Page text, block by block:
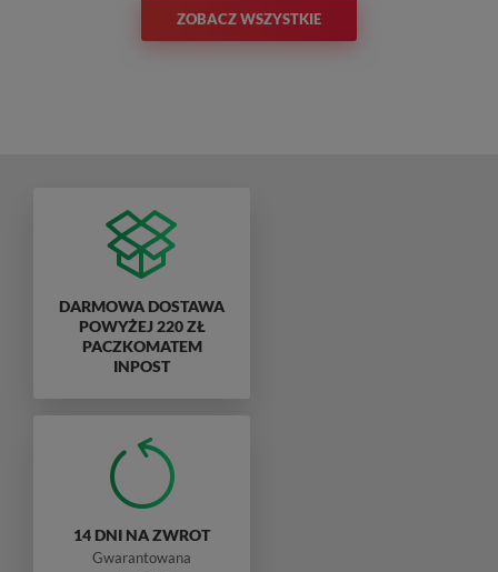
ZOBACZ WSZYSTKIE
DARMOWA DOSTAWA
POWYŻEJ 220 ZŁ
PACZKOMATEM
INPOST
14 DNI NA ZWROT
Gwarantowana